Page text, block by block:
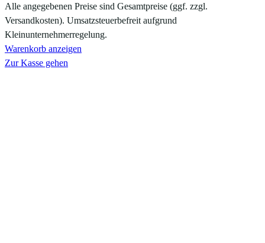
im
Warenkorb
Alle angegebenen Preise sind Gesamtpreise (ggf. zzgl.
Versandkosten). Umsatzsteuerbefreit aufgrund
Kleinunternehmerregelung.
Warenkorb anzeigen
Zur Kasse gehen